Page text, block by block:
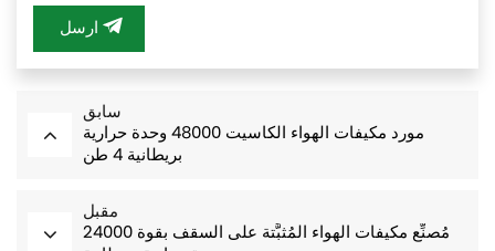
ارسل
سابق
مورد مكيفات الهواء الكاسيت 48000 وحدة حرارية
بريطانية 4 طن
مقبل
مُصنِّع مكيفات الهواء المُثبَّتة على السقف بقوة 24000